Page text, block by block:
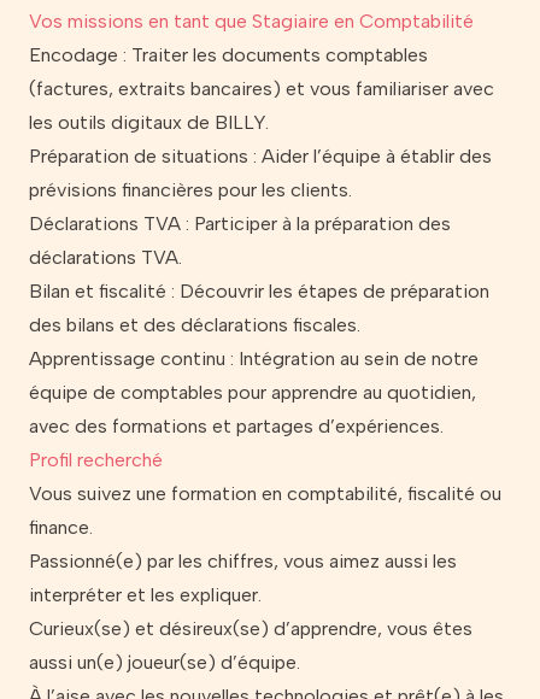
Vos missions en tant que Stagiaire en Comptabilité
Encodage : Traiter les documents comptables
(factures, extraits bancaires) et vous familiariser avec
les outils digitaux de BILLY.
Préparation de situations : Aider l’équipe à établir des
prévisions financières pour les clients.
Déclarations TVA : Participer à la préparation des
déclarations TVA.
Bilan et fiscalité : Découvrir les étapes de préparation
des bilans et des déclarations fiscales.
Apprentissage continu : Intégration au sein de notre
équipe de comptables pour apprendre au quotidien,
avec des formations et partages d’expériences.
Profil recherché
Vous suivez une formation en comptabilité, fiscalité ou
finance.
Passionné(e) par les chiffres, vous aimez aussi les
interpréter et les expliquer.
Curieux(se) et désireux(se) d’apprendre, vous êtes
aussi un(e) joueur(se) d’équipe.